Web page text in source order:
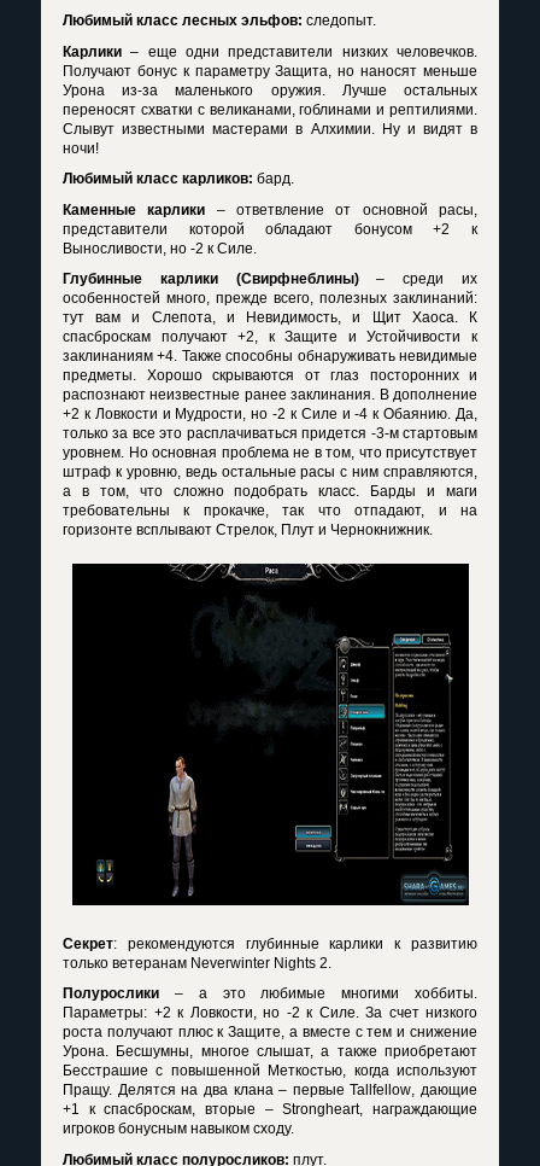
Любимый класс лесных эльфов: следопыт.
Карлики – еще одни представители низких человечков.
Получают бонус к параметру Защита, но наносят меньше
Урона из-за маленького оружия. Лучше остальных
переносят схватки с великанами, гоблинами и рептилиями.
Слывут известными мастерами в Алхимии. Ну и видят в
ночи!
Любимый класс карликов: бард.
Каменные карлики – ответвление от основной расы,
представители которой обладают бонусом +2 к
Выносливости, но -2 к Силе.
Глубинные карлики (Свирфнеблины)– среди их
особенностей много, прежде всего, полезных заклинаний:
тут вам и Слепота, и Невидимость, и Щит Хаоса. К
спасброскам получают +2, к Защите и Устойчивости к
заклинаниям +4. Также способны обнаруживать невидимые
предметы. Хорошо скрываются от глаз посторонних и
распознают неизвестные ранее заклинания. В дополнение
+2 к Ловкости и Мудрости, но -2 к Силе и -4 к Обаянию. Да,
только за все это расплачиваться придется -3-м стартовым
уровнем. Но основная проблема не в том, что присутствует
штраф к уровню, ведь остальные расы с ним справляются,
а в том, что сложно подобрать класс. Барды и маги
требовательны к прокачке, так что отпадают, и на
горизонте всплывают Стрелок, Плут и Чернокнижник.
Секрет: рекомендуются глубинные карлики к развитию
только ветеранам Neverwinter Nights 2.
Полурослики – а это любимые многими хоббиты.
Параметры: +2 к Ловкости, но -2 к Силе. За счет низкого
роста получают плюс к Защите, а вместе с тем и снижение
Урона. Бесшумны, многое слышат, а также приобретают
Бесстрашие с повышенной Меткостью, когда используют
Пращу. Делятся на два клана – первыеTallfellow, дающие
+1 к спасброскам, вторые –Strongheart, награждающие
игроков бонусным навыком сходу.
Любимый класс полуросликов: плут.